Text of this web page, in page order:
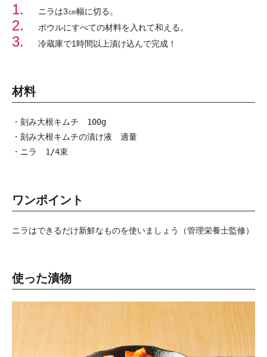
1. ニラは3㎝幅に切る。
2. ボウルにすべての材料を入れて和える。
3. 冷蔵庫で1時間以上漬け込んで完成！
材料
・刻み大根キムチ　100g
・刻み大根キムチの漬け液　適量
・ニラ　1/4束
ワンポイント
ニラはできるだけ新鮮なものを使いましょう（管理栄養士監修）
使った漬物